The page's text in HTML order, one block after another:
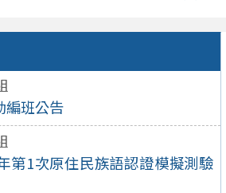
編班公告
第1次原住民族語認證模擬測驗